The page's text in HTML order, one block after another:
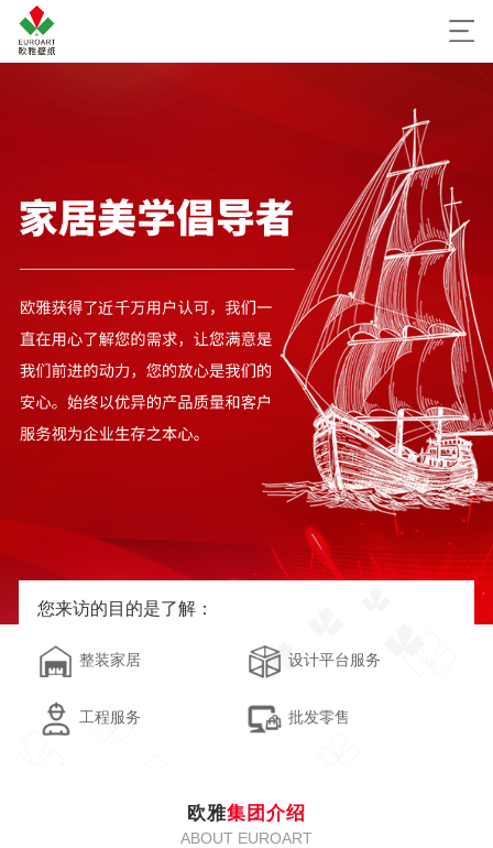
您来访的目的是了解：
整装家居 设计平台服务
工程服务 批发零售
欧雅集团介绍
ABOUT EUROART